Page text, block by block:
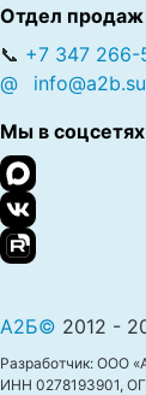
Отдел продаж
📞 +7 347 266-
@
info@a2b.su
Мы в соцсетях
А2Б© 2012 -
Разработчик: ООО
ИНН 0278193901,